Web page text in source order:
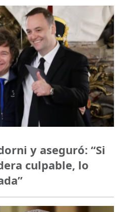
y aseguró: “Si
culpable, lo